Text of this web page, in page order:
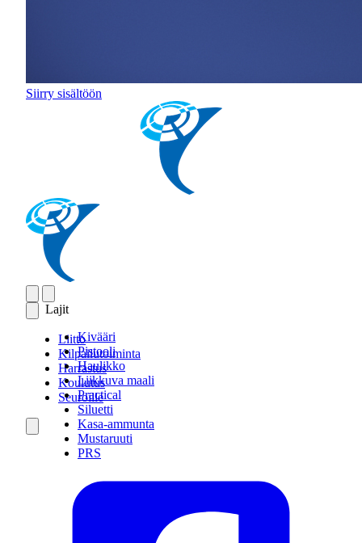
Siirry sisältöön
Lajit
Kivääri
Pistooli
Haulikko
Liikkuva maali
Practical
Siluetti
Kasa-ammunta
Mustaruuti
PRS
Liitto
Kilpailutoiminta
Harrastus
Koulutus
Seuroille